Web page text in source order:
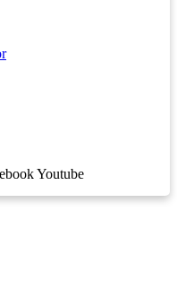
Youtube